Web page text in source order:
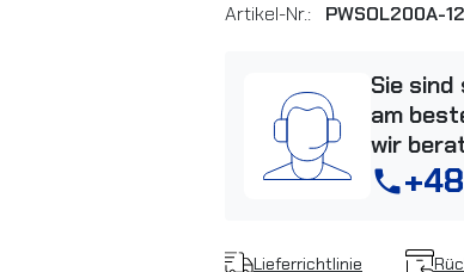
Artikel-Nr.: PWSOL200A-
Sie
am
wir
phone
Lieferrichtlinie